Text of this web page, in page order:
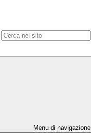
Menu di navigazione